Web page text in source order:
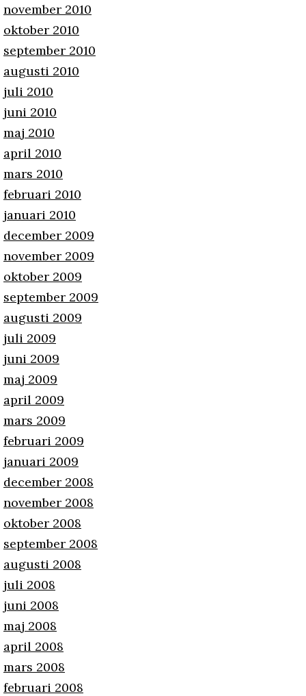
november 2010
oktober 2010
september 2010
augusti 2010
juli 2010
juni 2010
maj 2010
april 2010
mars 2010
februari 2010
januari 2010
december 2009
november 2009
oktober 2009
september 2009
augusti 2009
juli 2009
juni 2009
maj 2009
april 2009
mars 2009
februari 2009
januari 2009
december 2008
november 2008
oktober 2008
september 2008
augusti 2008
juli 2008
juni 2008
maj 2008
april 2008
mars 2008
februari 2008